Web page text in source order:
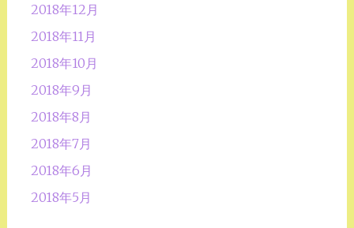
2018年12月
2018年11月
2018年10月
2018年9月
2018年8月
2018年7月
2018年6月
2018年5月